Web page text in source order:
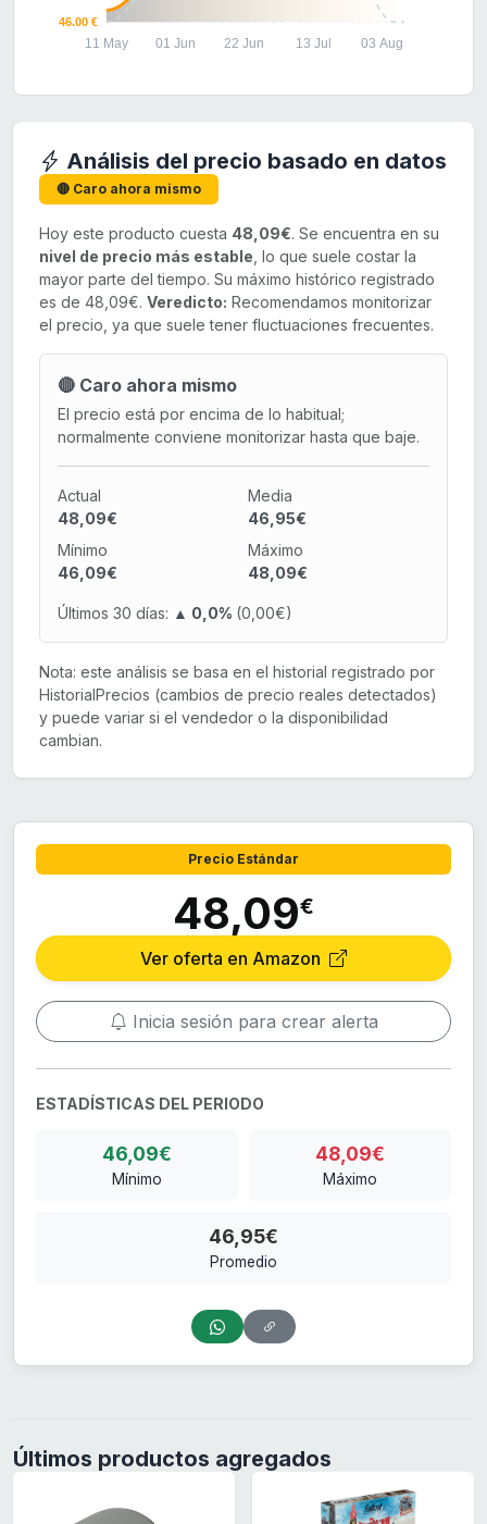
46.00 €
11 May 01 Jun 22 Jun 13 Jul 03 Aug
Análisis del precio basado en datos
🔴 Caro ahora mismo
Hoy este producto cuesta 48,09€. Se encuentra en su
nivel de precio más estable , lo que suele costar la
mayor parte del tiempo. Su máximo histórico registrado
es de 48,09€. Veredicto: Recomendamos monitorizar
el precio, ya que suele tener fluctuaciones frecuentes.
🔴 Caro ahora mismo
El precio está por encima de lo habitual;
normalmente conviene monitorizar hasta que baje.
Actual
48,09€
Media
46,95€
Mínimo
46,09€
Máximo
48,09€
Últimos 30 días: ▲ 0,0% (0,00€)
Nota: este análisis se basa en el historial registrado por
HistorialPrecios (cambios de precio reales detectados)
y puede variar si el vendedor o la disponibilidad
cambian.
Precio Estándar
48,09€
Ver oferta en Amazon
Inicia sesión para crear alerta
ESTADÍSTICAS DEL PERIODO
46,09€
Mínimo
48,09€
Máximo
46,95€
Promedio
Últimos productos agregados